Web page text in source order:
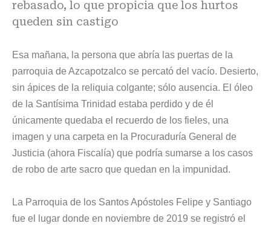
rebasado, lo que propicia que los hurtos
queden sin castigo
Esa mañana, la persona que abría las puertas de la
parroquia de Azcapotzalco se percató del vacío. Desierto,
sin ápices de la reliquia colgante; sólo ausencia. El óleo
de la Santísima Trinidad estaba perdido y de él
únicamente quedaba el recuerdo de los fieles, una
imagen y una carpeta en la Procuraduría General de
Justicia (ahora Fiscalía) que podría sumarse a los casos
de robo de arte sacro que quedan en la impunidad.
La Parroquia de los Santos Apóstoles Felipe y Santiago
fue el lugar donde en noviembre de 2019 se registró el